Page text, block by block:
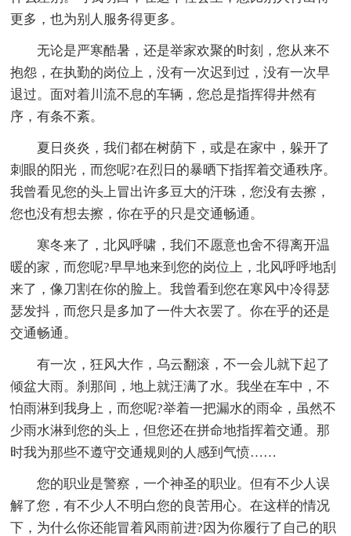
更多，也为别人服务得更多。
无论是严寒酷暑，还是举家欢聚的时刻，您从来不
抱怨，在执勤的岗位上，没有一次迟到过，没有一次早
退过。面对着川流不息的车辆，您总是指挥得井然有
序，有条不紊。
夏日炎炎，我们都在树荫下，或是在家中，躲开了
刺眼的阳光，而您呢?在烈日的暴晒下指挥着交通秩序。
我曾看见您的头上冒出许多豆大的汗珠，您没有去擦，
您也没有想去擦，你在乎的只是交通畅通。
寒冬来了，北风呼啸，我们不愿意也舍不得离开温
暖的家，而您呢?早早地来到您的岗位上，北风呼呼地刮
来了，像刀割在你的脸上。我曾看到您在寒风中冷得瑟
瑟发抖，而您只是多加了一件大衣罢了。你在乎的还是
交通畅通。
有一次，狂风大作，乌云翻滚，不一会儿就下起了
倾盆大雨。刹那间，地上就汪满了水。我坐在车中，不
怕雨淋到我身上，而您呢?举着一把漏水的雨伞，虽然不
少雨水淋到您的头上，但您还在拼命地指挥着交通。那
时我为那些不遵守交通规则的人感到气愤……
您的职业是警察，一个神圣的职业。但有不少人误
解了您，有不少人不明白您的良苦用心。在这样的情况
下，为什么你还能冒着风雨前进?因为你履行了自己的职